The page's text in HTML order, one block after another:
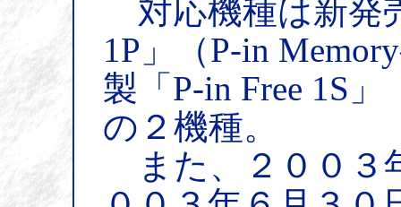
対応機種は新発
1P」（P-in
製「P-in Free 1S
の２機種。
また、２００３